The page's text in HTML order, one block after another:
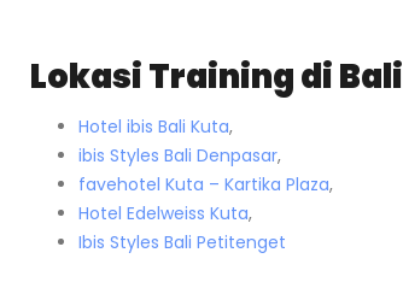
Lokasi Training di Bali
Hotel ibis Bali Kuta,
ibis Styles Bali Denpasar,
favehotel Kuta – Kartika Plaza,
Hotel Edelweiss Kuta,
Ibis Styles Bali Petitenget